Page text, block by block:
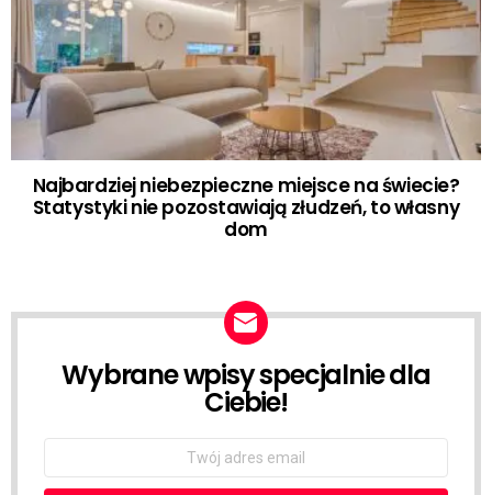
Najbardziej niebezpieczne miejsce na świecie?
Statystyki nie pozostawiają złudzeń, to własny
dom
NEWSLETTER
Wybrane wpisy specjalnie dla
Ciebie!
Email